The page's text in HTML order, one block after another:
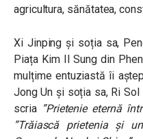
agricultura, sănătatea,
Xi Jinping și soția sa,
Piața Kim Il Sung din
mulțime entuziastă îi
Jong Un și soția sa, Ri
scria ”Prietenie eternă
”Trăiască prietenia și